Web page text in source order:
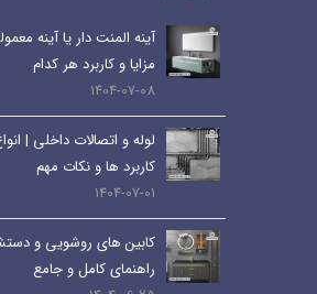
و
آینه المنت دار یا آینه
مزایا و کاربرد هر کدام
1404-07-08
لوله و اتصالات داخلی |
کاربرد ها و نکات مهم
1404-07-01
کابین های روشویی و
راهنمای کامل و جامع